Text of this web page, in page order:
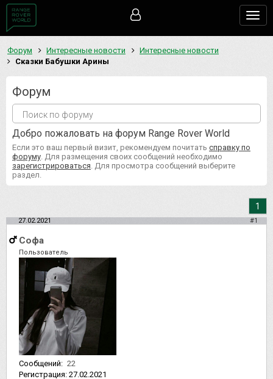
Форум Интересные новости
Интересные новости
Сказки Бабушки Арины
Форум
Добро пожаловать на форум Range Rover World
Если это ваш первый визит, рекомендуем почитать справку по
форуму . Для размещения своих сообщений необходимо
зарегистрироваться . Для просмотра сообщений выберите
раздел.
1
27.02.2021 #1
Софа
Пользователь
Сообщений: 22
Регистрация: 27.02.2021